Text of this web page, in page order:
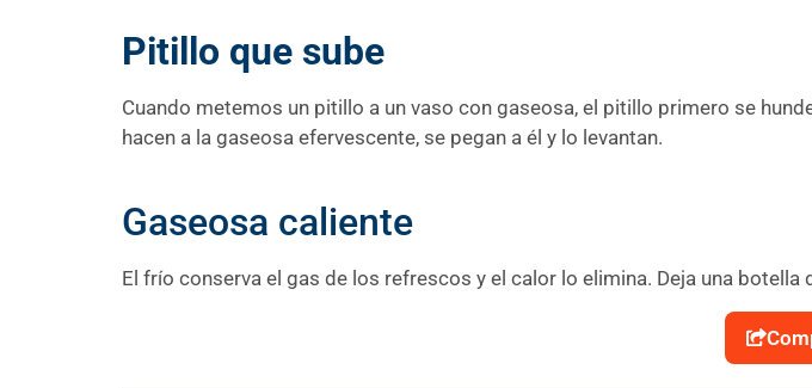
Pitillo que sube
Cuando metemos un pitillo a un vaso con gaseosa, el pitillo primero se
hacen a la gaseosa efervescente, se pegan a él y lo levantan.
Gaseosa caliente
El frío conserva el gas de los refrescos y el calor lo elimina. Deja una